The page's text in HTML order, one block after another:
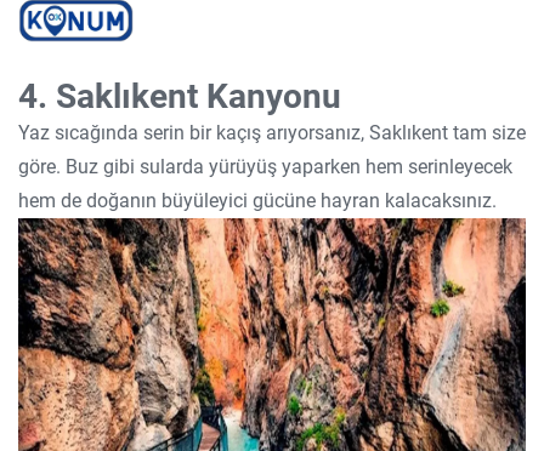
4. Saklıkent Kanyonu
Yaz sıcağında serin bir kaçış arıyorsanız, Saklıkent tam size
göre. Buz gibi sularda yürüyüş yaparken hem serinleyecek
hem de doğanın büyüleyici gücüne hayran kalacaksınız.